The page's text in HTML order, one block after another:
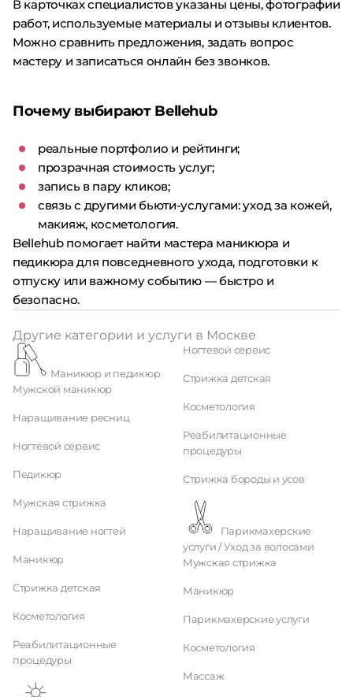
В карточках специалистов указаны цены, фотографии
работ, используемые материалы и отзывы клиентов.
Можно сравнить предложения, задать вопрос
мастеру и записаться онлайн без звонков.
Почему выбирают Bellehub
реальные портфолио и рейтинги;
прозрачная стоимость услуг;
запись в пару кликов;
связь с другими бьюти-услугами: уход за кожей,
макияж, косметология.
Bellehub помогает найти мастера маникюра и
педикюра для повседневного ухода, подготовки к
отпуску или важному событию — быстро и
безопасно.
Другие категории и услуги в Москве
Маникюр и педикюр
Мужской маникюр
Наращивание ресниц
Ногтевой сервис
Педикюр
Мужская стрижка
Наращивание ногтей
Маникюр
Стрижка детская
Косметология
Реабилитационные
процедуры
Ногтевой сервис
Стрижка детская
Косметология
Реабилитационные
процедуры
Стрижка бороды и усов
услуги / Уход за волосами
Мужская стрижка
Маникюр
Парикмахерские услуги
Косметология
Массаж